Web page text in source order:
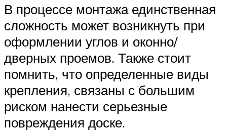
В процессе монтажа единственная
сложность может возникнуть при
оформлении углов и оконно/
дверных проемов. Также стоит
помнить, что определенные виды
крепления, связаны с большим
риском нанести серьезные
повреждения доске.